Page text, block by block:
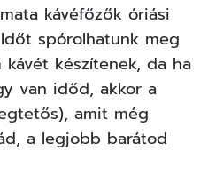
kávéfőzők óriási
spórolhatunk meg
készítenek, da ha
van időd, akkor a
amit még
a legjobb barátod